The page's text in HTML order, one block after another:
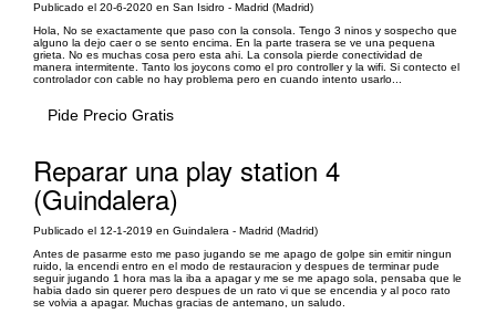
Publicado el 20-6-2020 en San Isidro - Madrid (Madrid)
Hola, No se exactamente que paso con la consola. Tengo 3 ninos y sospecho que
alguno la dejo caer o se sento encima. En la parte trasera se ve una pequena
grieta. No es muchas cosa pero esta ahi. La consola pierde conectividad de
manera intermitente. Tanto los joycons como el pro controller y la wifi. Si contecto el
controlador con cable no hay problema pero en cuando intento usarlo...
Pide Precio Gratis
Reparar una play station 4
(Guindalera)
Publicado el 12-1-2019 en Guindalera - Madrid (Madrid)
Antes de pasarme esto me paso jugando se me apago de golpe sin emitir ningun
ruido, la encendi entro en el modo de restauracion y despues de terminar pude
seguir jugando 1 hora mas la iba a apagar y me se me apago sola, pensaba que le
habia dado sin querer pero despues de un rato vi que se encendia y al poco rato
se volvia a apagar. Muchas gracias de antemano, un saludo.